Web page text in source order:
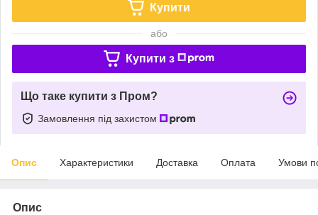
Купити
або
Купити з
Що таке купити з Пром?
Замовлення під захистом
Опис Характеристики Доставка Оплата Умови
Опис